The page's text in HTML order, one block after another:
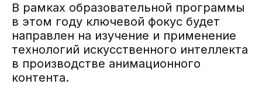
В рамках образовательной программы
в этом году ключевой фокус будет
направлен на изучение и применение
технологий искусственного интеллекта
в производстве анимационного
контента.